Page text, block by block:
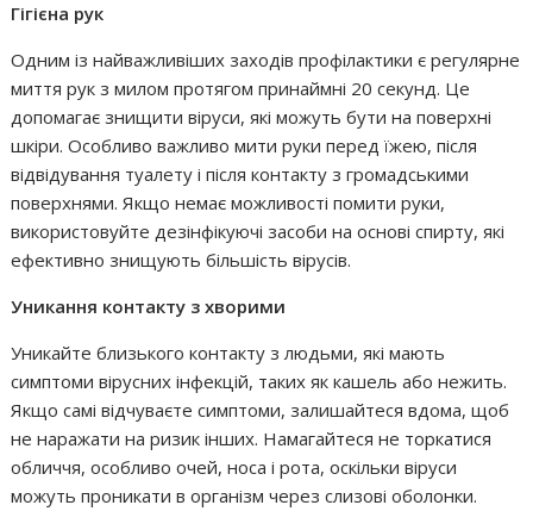
Гігієна рук
Одним із найважливіших заходів профілактики є регулярне
миття рук з милом протягом принаймні 20 секунд. Це
допомагає знищити віруси, які можуть бути на поверхні
шкіри. Особливо важливо мити руки перед їжею, після
відвідування туалету і після контакту з громадськими
поверхнями. Якщо немає можливості помити руки,
використовуйте дезінфікуючі засоби на основі спирту, які
ефективно знищують більшість вірусів.
Уникання контакту з хворими
Уникайте близького контакту з людьми, які мають
симптоми вірусних інфекцій, таких як кашель або нежить.
Якщо самі відчуваєте симптоми, залишайтеся вдома, щоб
не наражати на ризик інших. Намагайтеся не торкатися
обличчя, особливо очей, носа і рота, оскільки віруси
можуть проникати в організм через слизові оболонки.